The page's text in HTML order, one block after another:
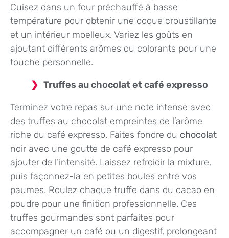
Cuisez dans un four préchauffé à basse
température pour obtenir une coque croustillante
et un intérieur moelleux. Variez les goûts en
ajoutant différents arômes ou colorants pour une
touche personnelle.
Truffes au chocolat et café expresso
Terminez votre repas sur une note intense avec
des truffes au chocolat empreintes de l’arôme
riche du café expresso. Faites fondre du chocolat
noir avec une goutte de café expresso pour
ajouter de l’intensité. Laissez refroidir la mixture,
puis façonnez-la en petites boules entre vos
paumes. Roulez chaque truffe dans du cacao en
poudre pour une finition professionnelle. Ces
truffes gourmandes sont parfaites pour
accompagner un café ou un digestif, prolongeant